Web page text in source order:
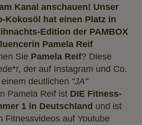
Kanal anschauen! Unser
Kokosöl hat einen Platz in
Edition der PAMBOX
Pamela Reif
Sie Pamela Reif? Diese
der auf Instagram und Co.
deutlichen "JA"
Pamela Reif ist DIE Fitness-
1 in Deutschland und ist
Fitnessvideos auf Youtube